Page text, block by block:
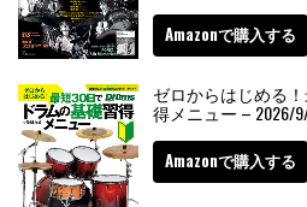
Amazonで購入する
ゼロからはじめる
得メニュー – 2026/
Amazonで購入する